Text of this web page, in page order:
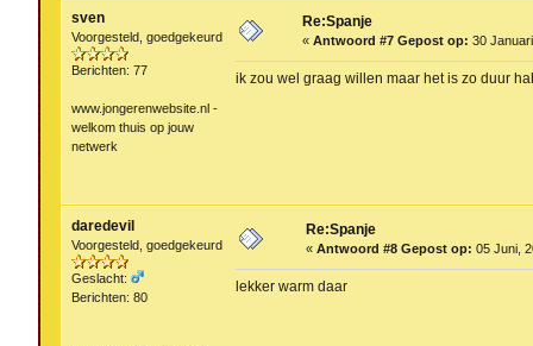
sven
Voorgesteld, goedgekeurd
Berichten: 77
www.jongerenwebsite.nl -
welkom thuis op jouw
netwerk
Re:Spanje
« Antwoord #7 Gepost op: 30
ik zou wel graag willen maar het is zo duur
daredevil
Voorgesteld, goedgekeurd
Geslacht:
Berichten: 80
Re:Spanje
« Antwoord #8 Gepost op: 05 Juni,
lekker warm daar